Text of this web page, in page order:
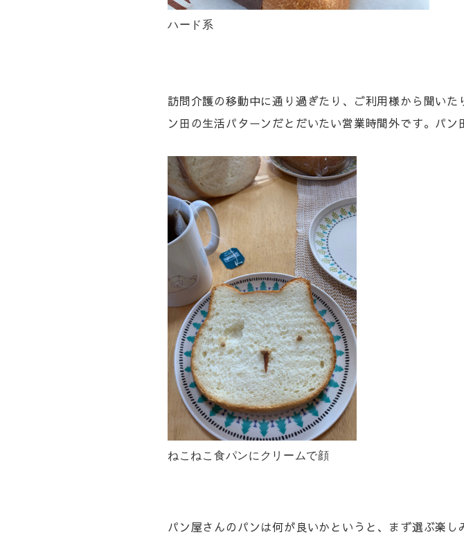
ハード系
訪問介護の移動中に通り過ぎたり、ご利用様から聞い
ン田の生活パターンだとだいたい営業時間外です。パ
ねこねこ食パンにクリームで顔
パン屋さんのパンは何が良いかというと、まず選ぶ楽